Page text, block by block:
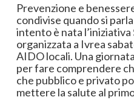
Prevenzione e
condivise quando si
intento è nata
organizzata a Ivrea
AIDO locali. Una
per fare comprendere
che pubblico e privato
mettere la salute al